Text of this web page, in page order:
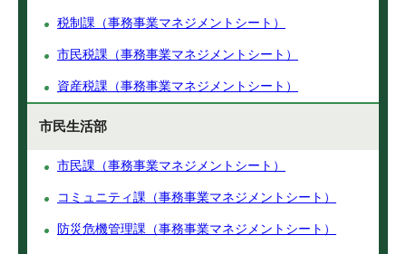
税制課（事務事業マネジメントシート）
市民税課（事務事業マネジメントシート）
資産税課（事務事業マネジメントシート）
市民生活部
市民課（事務事業マネジメントシート）
コミュニティ課（事務事業マネジメントシート）
防災危機管理課（事務事業マネジメントシート）